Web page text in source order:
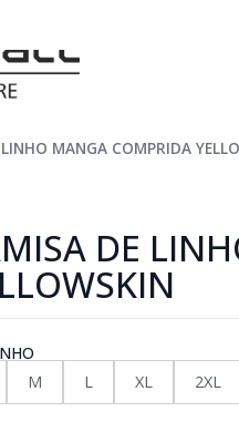
MANGA COMPRIDA
DE
M L XL
2XL